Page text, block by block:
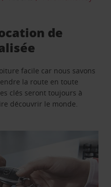
de
facile car nous savons
la route en toute
clés seront toujours à
découvrir le monde.